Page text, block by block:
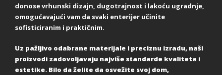
donose vrhunski dizajn, dugotrajnost i lakoću ugradnje,
omogućavajući vam da svaki enterijer učinite
sofisticiranim i praktičnim.
Uz pažljivo odabrane materijale i preciznu izradu, naši
proizvodi zadovoljavaju najviše standarde kvaliteta i
estetike. Bilo da želite da osvežite svoj dom,